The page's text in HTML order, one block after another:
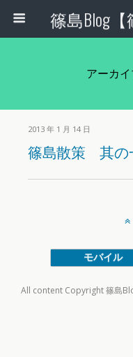
アーカ
2013 年 1 月 14 日
篠島散策 其の
モバイル
All content Copyright 篠島